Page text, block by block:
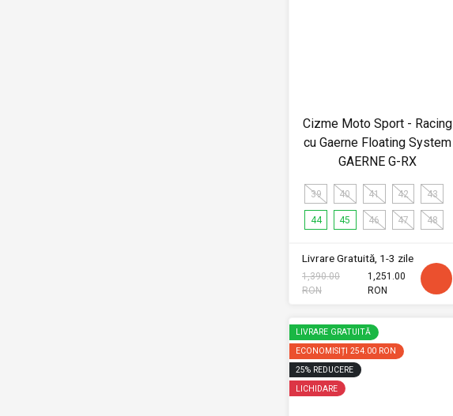
Cizme Moto Sport - Racing
cu Gaerne Floating System
GAERNE G-RX
39 40 41 42 43
44 45 46 47 48
Livrare Gratuită, 1-3 zile
1,390.00
RON
1,251.00
RON
LIVRARE GRATUITĂ
ECONOMISIȚI 254.00 RON
25% REDUCERE
LICHIDARE